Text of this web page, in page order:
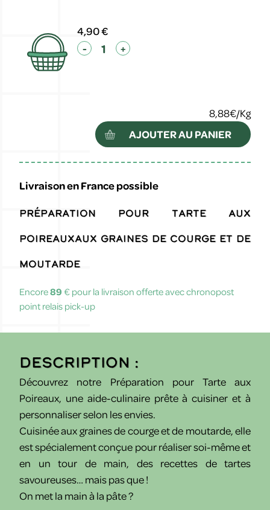
4,90 €
- +
8,88€/Kg
AJOUTER AU PANIER
Livraison en France possible
Préparation pour Tarte aux
Poireauxaux graines de courge et de
moutarde
Encore89 € pour la livraison offerte avec chronopost
point relais pick-up
Description :
Découvrez notre Préparation pour Tarte aux
Poireaux, une aide-culinaire prête à cuisiner et à
personnaliser selon les envies.
Cuisinée aux graines de courge et de moutarde, elle
est spécialement conçue pour réaliser soi-même et
en un tour de main, des recettes de tartes
savoureuses… mais pas que !
On met la main à la pâte ?